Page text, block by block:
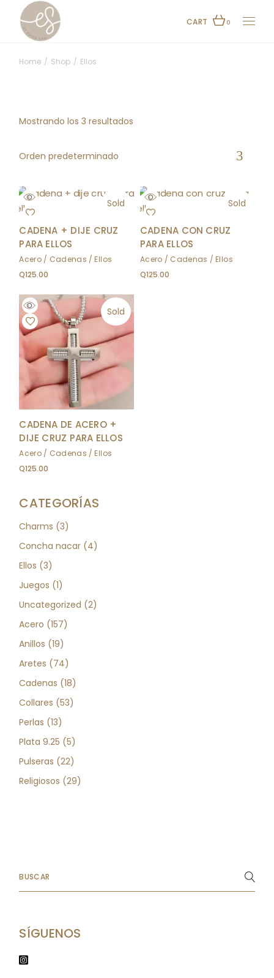
content
CART 0
Home Shop Ellos
Mostrando los 3 resultados
Orden predeterminado
Sold
CADENA + DIJE CRUZ
PARA ELLOS
Acero Cadenas
Ellos
Q125.00
Sold
CADENA CON CRUZ
PARA ELLOS
Acero Cadenas
Ellos
Q125.00
Sold
CADENA DE ACERO +
DIJE CRUZ PARA ELLOS
Acero Cadenas
Ellos
Q125.00
CATEGORÍAS
Charms 33
productos
Concha nacar 44
productos
Ellos
33
productos
Juegos
11
producto
Uncategorized
22
productos
Acero
157157
productos
Anillos
1919
productos
Aretes
7474
productos
Cadenas
1818
productos
Collares
5353
productos
Perlas
1313
productos
Plata 9.25
55
productos
Pulseras
2222
productos
Religiosos
2929
productos
SÍGUENOS